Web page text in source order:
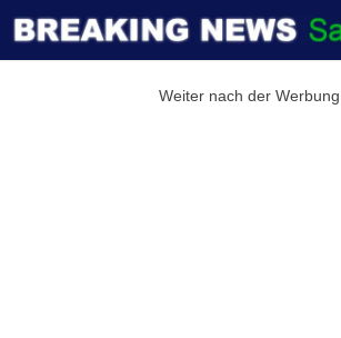
Weiter nach der Werbung